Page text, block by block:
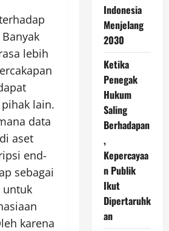
lebih
lain.
data
aset
end-
sebagai
untuk
karena
Indonesia
Menjelang
2030
Ketika
Penegak
Hukum
Saling
Berhadapan
,
Kepercayaa
n Publik
Ikut
Dipertaruhk
an